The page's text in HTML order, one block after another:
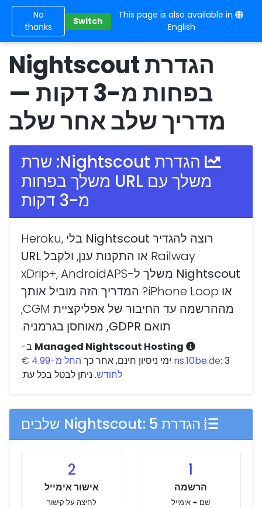
This page is also available in
English.
Switch
No
thanks
10BE
הגדרת Nightscout
בפחות מ-3 דקות —
מדריך שלב אחר שלב
הגדרת Nightscout: שרת
משלך עם URL משלך בפחות
מ-3 דקות
רוצה להגדיר Nightscout
בלי Heroku,
Railway או התקנות ענן, ולקבל
URL
Nightscout משלך
ל-xDrip+, AndroidAPS
או iPhone Loop? המדריך הזה מוביל אותך
מההרשמה עד החיבור של אפליקציית CGM,
תואם GDPR, מאוחסן בגרמניה
.
Managed Nightscout Hosting ב-
ns.10be.de: 3 ימי ניסיון חינם, אחר כך
החל מ-4.99 €
לחודש. ניתן לבטל בכל עת.
הגדרת Nightscout: 5 שלבים
1
הרשמה
שם + אימייל
2
אישור אימייל
לחיצה על קישור